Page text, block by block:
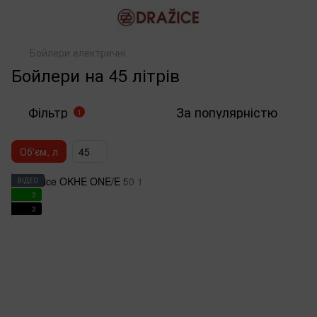
Бойлери електричні
Бойлери на 45 літрів
Фільтр 1 За популярністю
Об'єм, л 45
ВІДЕО
3
3